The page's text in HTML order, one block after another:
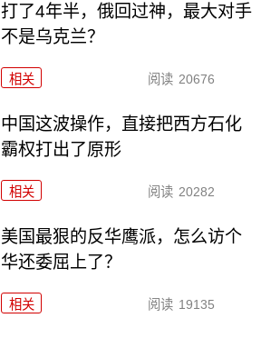
打了4年半，俄回过神，最大对手
不是乌克兰？
相关 阅读 20676
中国这波操作，直接把西方石化
霸权打出了原形
相关 阅读 20282
美国最狠的反华鹰派，怎么访个
华还委屈上了？
相关 阅读 19135